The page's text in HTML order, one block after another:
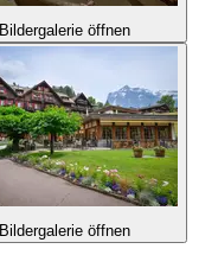
Bildergalerie öffnen
Bildergalerie öffnen